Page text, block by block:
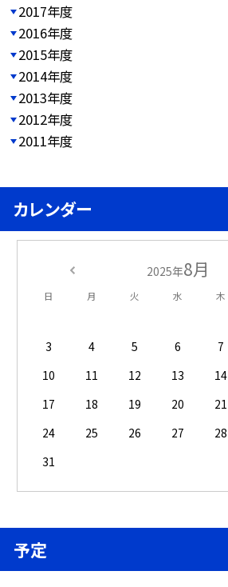
2017年度
2016年度
2015年度
2014年度
2013年度
2012年度
2011年度
カレンダー
2025年8月
日 月 火 水 木
3
4 5 6 7
10
11 12 13 14
17
18 19 20 21
24
25 26 27 28
31
予定